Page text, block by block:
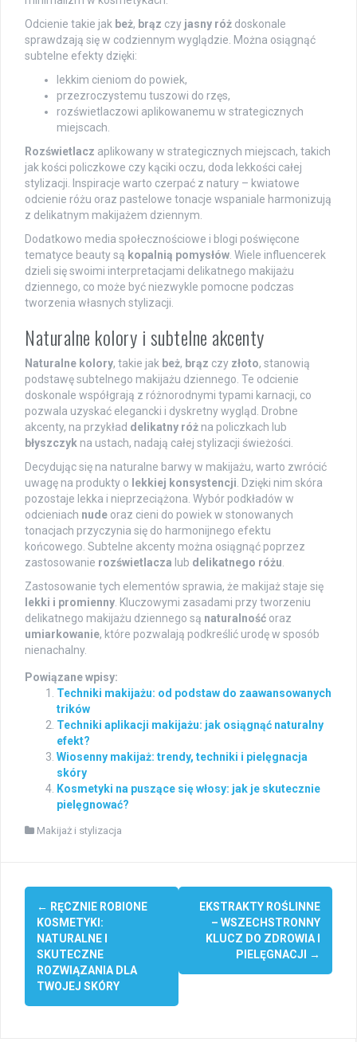
Odcienie takie jak beż, brąz czy jasny róż doskonale
sprawdzają się w codziennym wyglądzie. Można osiągnąć
subtelne efekty dzięki:
lekkim cieniom do powiek,
przezroczystemu tuszowi do rzęs,
rozświetlaczowi aplikowanemu w strategicznych
miejscach.
Rozświetlacz aplikowany w strategicznych miejscach, takich
jak kości policzkowe czy kąciki oczu, doda lekkości całej
stylizacji. Inspiracje warto czerpać z natury – kwiatowe
odcienie różu oraz pastelowe tonacje wspaniale harmonizują
z delikatnym makijażem dziennym.
Dodatkowo media społecznościowe i blogi poświęcone
tematyce beauty są kopalnią pomysłów . Wiele influencerek
dzieli się swoimi interpretacjami delikatnego makijażu
dziennego, co może być niezwykle pomocne podczas
tworzenia własnych stylizacji.
Naturalne kolory i subtelne akcenty
Naturalne kolory, takie jak beż, brąz czy złoto, stanowią
podstawę subtelnego makijażu dziennego. Te odcienie
doskonale współgrają z różnorodnymi typami karnacji, co
pozwala uzyskać elegancki i dyskretny wygląd. Drobne
akcenty, na przykład delikatny róż na policzkach lub
błyszczyk na ustach, nadają całej stylizacji świeżości.
Decydując się na naturalne barwy w makijażu, warto zwrócić
uwagę na produkty o lekkiej konsystencji . Dzięki nim skóra
pozostaje lekka i nieprzeciążona. Wybór podkładów w
odcieniach nude oraz cieni do powiek w stonowanych
tonacjach przyczynia się do harmonijnego efektu
końcowego. Subtelne akcenty można osiągnąć poprzez
zastosowanie rozświetlacza lub delikatnego różu
Zastosowanie tych elementów sprawia, że makijaż staje się
lekki i promienny . Kluczowymi zasadami przy tworzeniu
delikatnego makijażu dziennego są naturalność oraz
umiarkowanie, które pozwalają podkreślić urodę w sposób
nienachalny.
Powiązane wpisy:
Techniki makijażu: od podstaw do zaawansowanych
trików
Techniki aplikacji makijażu: jak osiągnąć naturalny
efekt?
Wiosenny makijaż: trendy, techniki i pielęgnacja
skóry
Kosmetyki na puszące się włosy: jak je skutecznie
pielęgnować?
Makijaż i stylizacja
Post
navigation
← RĘCZNIE ROBIONE
KOSMETYKI:
NATURALNE I
SKUTECZNE
ROZWIĄZANIA DLA
TWOJEJ SKÓRY
EKSTRAKTY ROŚLINNE
– WSZECHSTRONNY
KLUCZ DO ZDROWIA I
PIELĘGNACJI
→